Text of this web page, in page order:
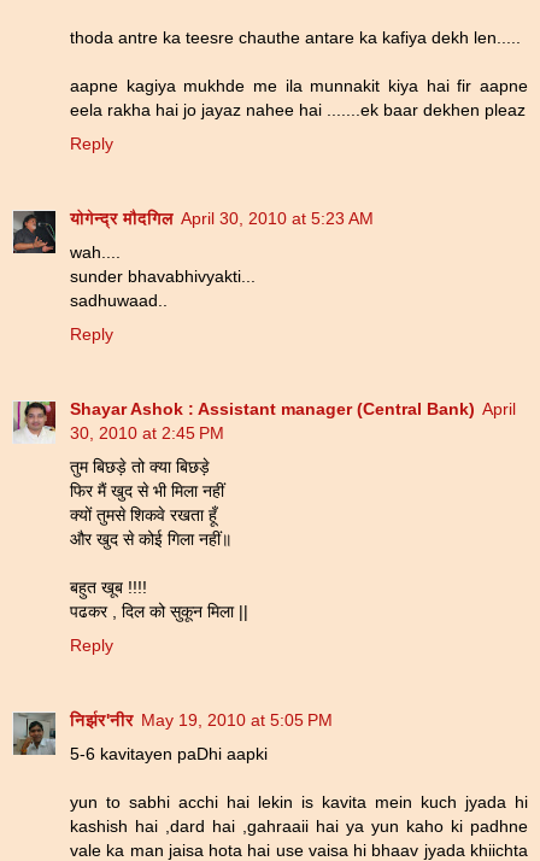
thoda antre ka teesre chauthe antare ka kafiya dekh len.....
aapne kagiya mukhde me ila munnakit kiya hai fir aapne
eela rakha hai jo jayaz nahee hai .......ek baar dekhen pleaz
Reply
योगेन्द्र मौदगिल April 30, 2010 at 5:23 AM
wah....
sunder bhavabhivyakti...
sadhuwaad..
Reply
Shayar Ashok : Assistant manager (Central Bank) April
30, 2010 at 2:45 PM
तुम बिछड़े तो क्या बिछड़े
फिर मैं खुद से भी मिला नहीं
क्यों तुमसे शिकवे रखता हूँ
और खुद से कोई गिला नहीं॥
बहुत खूब !!!!
पढकर , दिल को सुकून मिला ||
Reply
निर्झर'नीर May 19, 2010 at 5:05 PM
5-6 kavitayen paDhi aapki
yun to sabhi acchi hai lekin is kavita mein kuch jyada hi
kashish hai ,dard hai ,gahraaii hai ya yun kaho ki padhne
vale ka man jaisa hota hai use vaisa hi bhaav jyada khiichta